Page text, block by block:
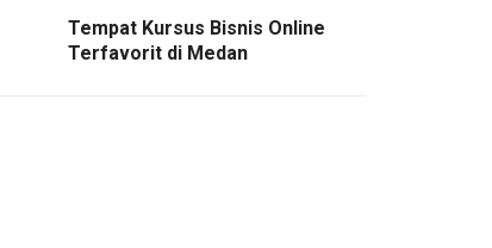
Tempat Kursus Bisnis Online
Terfavorit di Medan